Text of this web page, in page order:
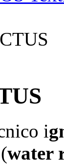
i
water